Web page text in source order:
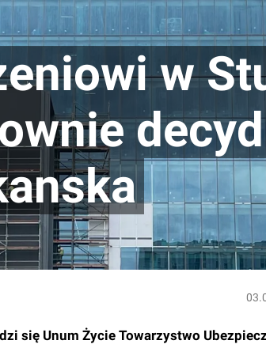
w
się Unum Życie Towarzystwo